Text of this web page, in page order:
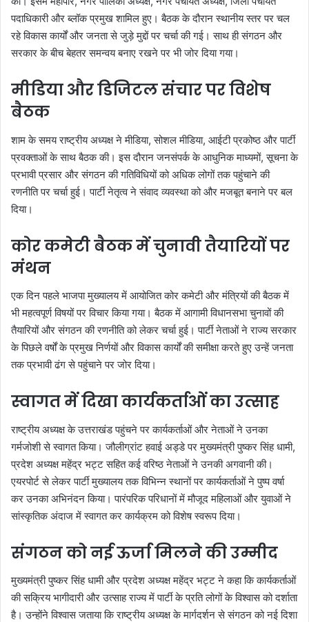
पदाधिकारी और ब्लॉक प्रमुख शामिल हुए। बैठक के दौरान स्थानीय स्तर पर चल
रहे विकास कार्यों और जनता से जुड़े मुद्दों पर चर्चा की गई। साथ ही संगठन और
सरकार के बीच बेहतर समन्वय बनाए रखने पर भी जोर दिया गया।
मीडिया और डिजिटल संचार पर विशेष
बैठक
शाम के समय राष्ट्रीय अध्यक्ष ने मीडिया, सोशल मीडिया, आईटी प्रकोष्ठ और पार्टी
प्रवक्ताओं के साथ बैठक की। इस दौरान जनसंपर्क के आधुनिक माध्यमों, सूचना के
प्रभावी प्रसार और संगठन की गतिविधियों को अधिक लोगों तक पहुंचाने की
रणनीति पर चर्चा हुई। पार्टी नेतृत्व ने संवाद व्यवस्था को और मजबूत बनाने पर बल
दिया।
कोर कमेटी बैठक में चुनावी तैयारियों पर
मंथन
एक दिन पहले भाजपा मुख्यालय में आयोजित कोर कमेटी और मंत्रियों की बैठक में
भी महत्वपूर्ण विषयों पर विचार किया गया। बैठक में आगामी विधानसभा चुनावों की
तैयारियों और संगठन की रणनीति को लेकर चर्चा हुई। पार्टी नेताओं ने राज्य सरकार
के पिछले वर्षों के प्रमुख निर्णयों और विकास कार्यों की समीक्षा करते हुए उन्हें जनता
तक प्रभावी ढंग से पहुंचाने पर जोर दिया।
स्वागत में दिखा कार्यकर्ताओं का उत्साह
राष्ट्रीय अध्यक्ष के उत्तराखंड पहुंचने पर कार्यकर्ताओं और नेताओं ने उनका
गर्मजोशी से स्वागत किया। जौलीग्रांट हवाई अड्डे पर मुख्यमंत्री पुष्कर सिंह धामी,
प्रदेश अध्यक्ष महेंद्र भट्ट सहित कई वरिष्ठ नेताओं ने उनकी अगवानी की।
एयरपोर्ट से लेकर पार्टी मुख्यालय तक विभिन्न स्थानों पर कार्यकर्ताओं ने पुष्प वर्षा
कर उनका अभिनंदन किया। पारंपरिक परिधानों में मौजूद महिलाओं और युवाओं ने
सांस्कृतिक अंदाज में स्वागत कर कार्यक्रम को विशेष स्वरूप दिया।
संगठन को नई ऊर्जा मिलने की उम्मीद
मुख्यमंत्री पुष्कर सिंह धामी और प्रदेश अध्यक्ष महेंद्र भट्ट ने कहा कि कार्यकर्ताओं
की सक्रिय भागीदारी और उत्साह राज्य में पार्टी के प्रति लोगों के विश्वास को दर्शाता
है। उन्होंने विश्वास जताया कि राष्ट्रीय अध्यक्ष के मार्गदर्शन से संगठन को नई दिशा